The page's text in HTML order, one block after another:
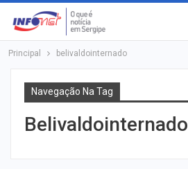
Principal belivaldointernado
Navegação Na Tag
Belivaldointernado